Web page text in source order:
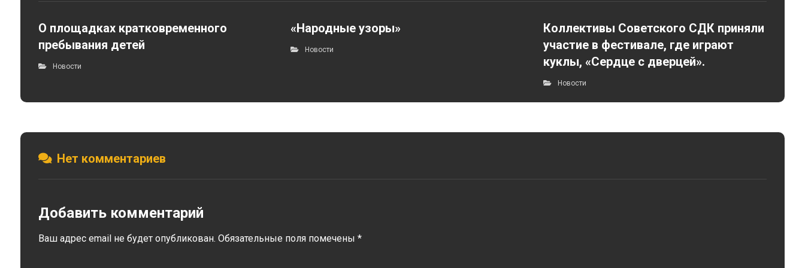
О площадках кратковременного
пребывания детей
Новости
«Народные узоры»
Новости
Коллективы Советского СДК приняли
участие в фестивале, где играют
куклы, «Сердце с дверцей».
Новости
Нет комментариев
Добавить комментарий
Ваш адрес email не будет опубликован. Обязательные поля помечены *